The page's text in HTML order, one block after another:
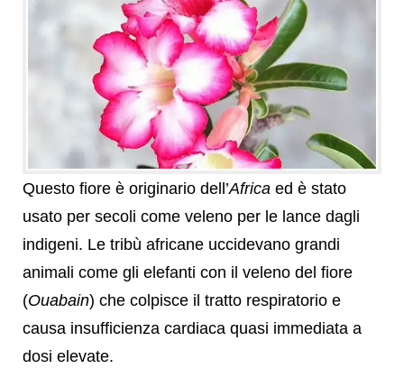
Questo fiore è originario dell’Africa ed è stato
usato per secoli come veleno per le lance dagli
indigeni. Le tribù africane uccidevano grandi
animali come gli elefanti con il veleno del fiore
(Ouabain) che colpisce il tratto respiratorio e
causa insufficienza cardiaca quasi immediata a
dosi elevate.